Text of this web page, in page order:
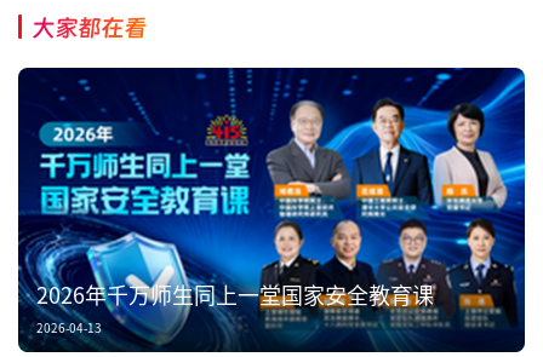
大家都在看
2026年千万师生同上一堂国家安全教育课
2026-04-13